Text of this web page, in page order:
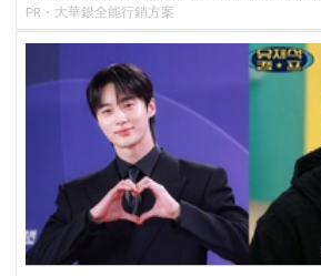
PR・大華銀全能行銷方案